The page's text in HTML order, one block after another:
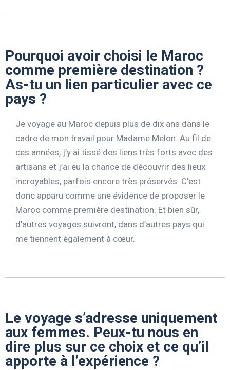
Pourquoi avoir choisi le Maroc
comme première destination ?
As-tu un lien particulier avec ce
pays ?
Je voyage au Maroc depuis plus de dix ans dans le
cadre de mon travail pour Madame Melon. Au fil de
ces années, j’y ai tissé des liens très forts avec des
artisans et j’ai eu la chance de découvrir des lieux
incroyables, parfois encore très préservés. C’est
donc apparu comme une évidence de proposer le
Maroc comme première destination. Et bien sûr,
d’autres voyages suivront, dans d’autres pays qui
me tiennent également à cœur.
Le voyage s’adresse uniquement
aux femmes. Peux-tu nous en
dire plus sur ce choix et ce qu’il
apporte à l’expérience ?